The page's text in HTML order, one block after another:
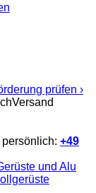
prüfen ›
Versand
+49
und Alu